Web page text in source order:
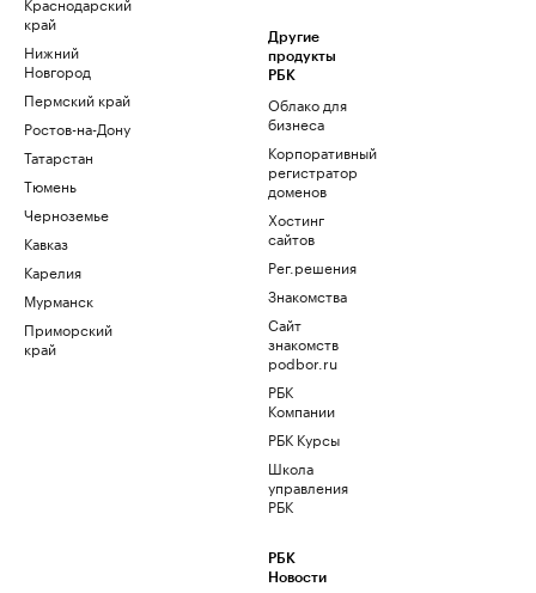
край
Нижний
Новгород
Пермский край
Ростов-на-Дону
Татарстан
Тюмень
Черноземье
Кавказ
Карелия
Мурманск
Приморский
край
Другие
продукты
РБК
Облако для
бизнеса
Корпоративный
регистратор
доменов
Хостинг
сайтов
Рег.решения
Знакомства
Сайт
знакомств
podbor.ru
РБК
Компании
РБК Курсы
Школа
управления
РБК
РБК
Новости